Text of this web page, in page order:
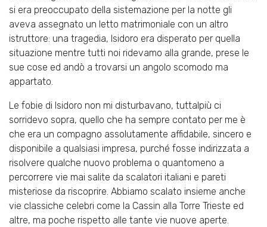
si era preoccupato della sistemazione per la notte gli
aveva assegnato un letto matrimoniale con un altro
istruttore: una tragedia, Isidoro era disperato per quella
situazione mentre tutti noi ridevamo alla grande, prese le
sue cose ed andò a trovarsi un angolo scomodo ma
appartato.
Le fobie di Isidoro non mi disturbavano, tuttalpiù ci
sorridevo sopra, quello che ha sempre contato per me è
che era un compagno assolutamente affidabile, sincero e
disponibile a qualsiasi impresa, purché fosse indirizzata a
risolvere qualche nuovo problema o quantomeno a
percorrere vie mai salite da scalatori italiani e pareti
misteriose da riscoprire. Abbiamo scalato insieme anche
vie classiche celebri come la Cassin alla Torre Trieste ed
altre, ma poche rispetto alle tante vie nuove aperte.